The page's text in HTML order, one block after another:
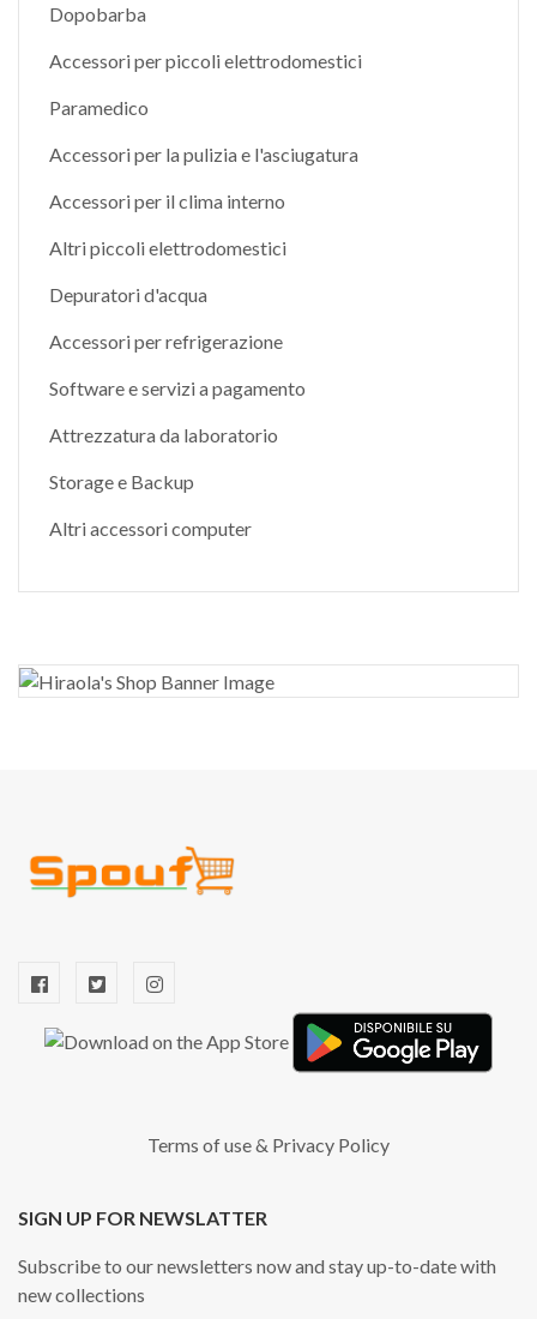
Dopobarba
Accessori per piccoli elettrodomestici
Paramedico
Accessori per la pulizia e l'asciugatura
Accessori per il clima interno
Altri piccoli elettrodomestici
Depuratori d'acqua
Accessori per refrigerazione
Software e servizi a pagamento
Attrezzatura da laboratorio
Storage e Backup
Altri accessori computer
Terms of use& Privacy Policy
SIGN UP FOR NEWSLATTER
Subscribe to our newsletters now and stay up-to-date with
new collections